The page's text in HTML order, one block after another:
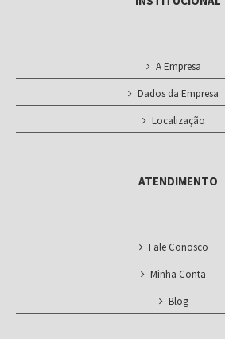
A Empresa
Dados da Empresa
Localização
ATENDIMENTO
Fale Conosco
Minha Conta
Blog